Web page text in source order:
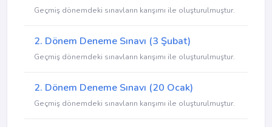
Geçmiş dönemdeki sınavların karışımı ile oluşturulmuştur.
2. Dönem Deneme Sınavı (3 Şubat)
Geçmiş dönemdeki sınavların karışımı ile oluşturulmuştur.
2. Dönem Deneme Sınavı (20 Ocak)
Geçmiş dönemdeki sınavların karışımı ile oluşturulmuştur.